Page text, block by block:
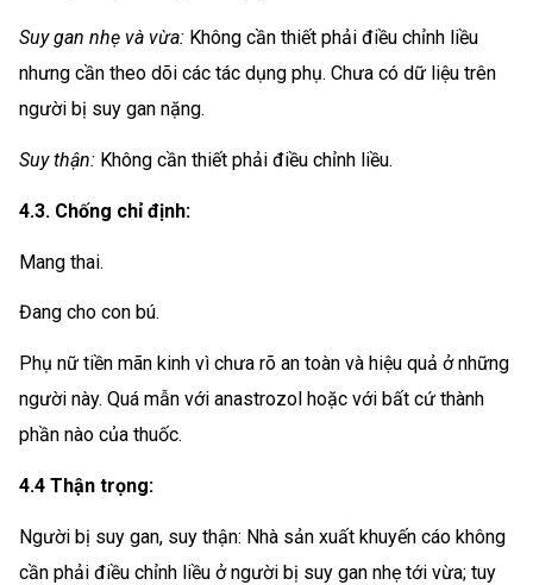
Suy gan nhẹ và vừa: Không cần thiết phải điều chỉnh liều
nhưng cần theo dõi các tác dụng phụ. Chưa có dữ liệu trên
người bị suy gan nặng.
Suy thận: Không cần thiết phải điều chỉnh liều.
4.3. Chống chỉ định:
Mang thai.
Đang cho con bú.
Phụ nữ tiền mãn kinh vì chưa rõ an toàn và hiệu quả ở những
người này. Quá mẫn với anastrozol hoặc với bất cứ thành
phần nào của thuốc.
4.4 Thận trọng:
Người bị suy gan, suy thận: Nhà sản xuất khuyến cáo không
cần phải điều chỉnh liều ở người bị suy gan nhẹ tới vừa; tuy